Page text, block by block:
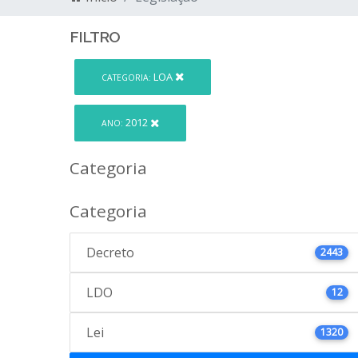
FILTRO
CATEGORIA: LOA
ANO: 2012
Categoria
Categoria
Decreto 2443
LDO 12
Lei 1320